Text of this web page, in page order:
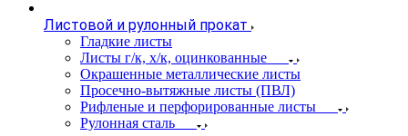
Листовой и рулонный прокат
Гладкие листы
Листы г/к, х/к, оцинкованные
Окрашенные металлические листы
Просечно-вытяжные листы (ПВЛ)
Рифленые и перфорированные листы
Рулонная сталь